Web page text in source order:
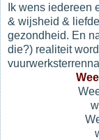
Ik wens iedereen
& wijsheid &
gezondheid. En
die?) realiteit